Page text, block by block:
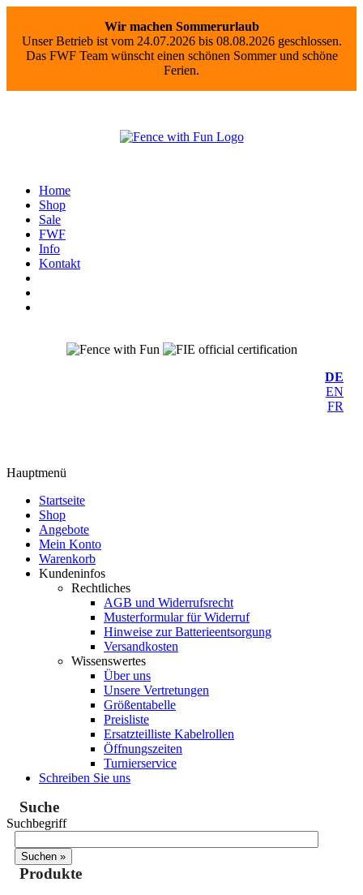
Wir machen Sommerurlaub
Unser Betrieb ist vom 24.07.2026 bis 08.08.2026 geschlossen.
Das FWF Team wünscht einen schönen Sommer und schöne
Ferien.
Home
Shop
Sale
FWF
Info
Kontakt
DE
EN
FR
Hauptmenü
Startseite
Shop
Angebote
Mein Konto
Warenkorb
Kundeninfos
Rechtliches
AGB und Widerrufsrecht
Musterformular für Widerruf
Hinweise zur Batterieentsorgung
Versandkosten
Wissenswertes
Über uns
Unsere Vertretungen
Größentabelle
Preisliste
Ersatzteilliste Kabelrollen
Öffnungszeiten
Turnierservice
Schreiben Sie uns
Suche
Suchbegriff
Produkte